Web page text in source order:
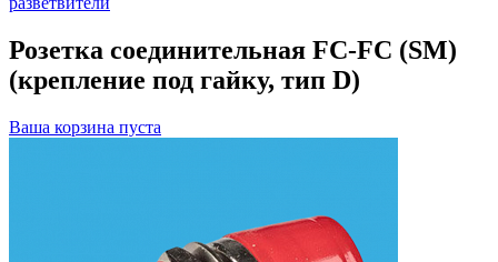
Розетка соединительная FC-FC (SM)
(крепление под гайку, тип D)
Ваша корзина пуста